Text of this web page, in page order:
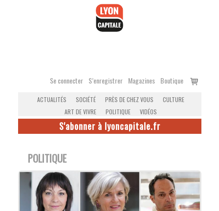
Se connecter S’enregistrer Magazines Boutique
Voir
ACTUALITÉS SOCIÉTÉ PRÈS DE CHEZ VOUS
CULTURE
ART DE VIVRE
POLITIQUE VIDÉOS
S'abonner à lyoncapitale.fr
POLITIQUE